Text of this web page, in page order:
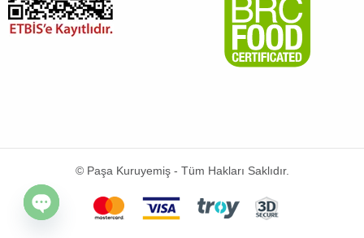
© Paşa Kuruyemiş - Tüm Hakları Saklıdır.